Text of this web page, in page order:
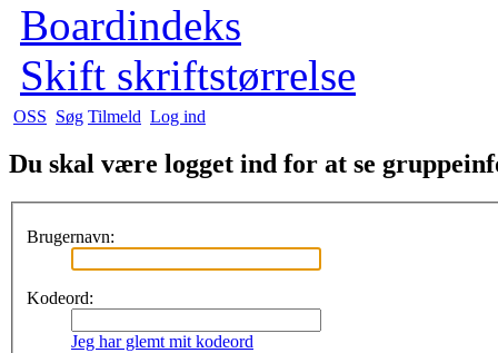
Boardindeks
Skift skriftstørrelse
OSS Søg Tilmeld Log ind
Du skal være logget ind for at se
Brugernavn:
Kodeord:
Jeg har glemt mit kodeord